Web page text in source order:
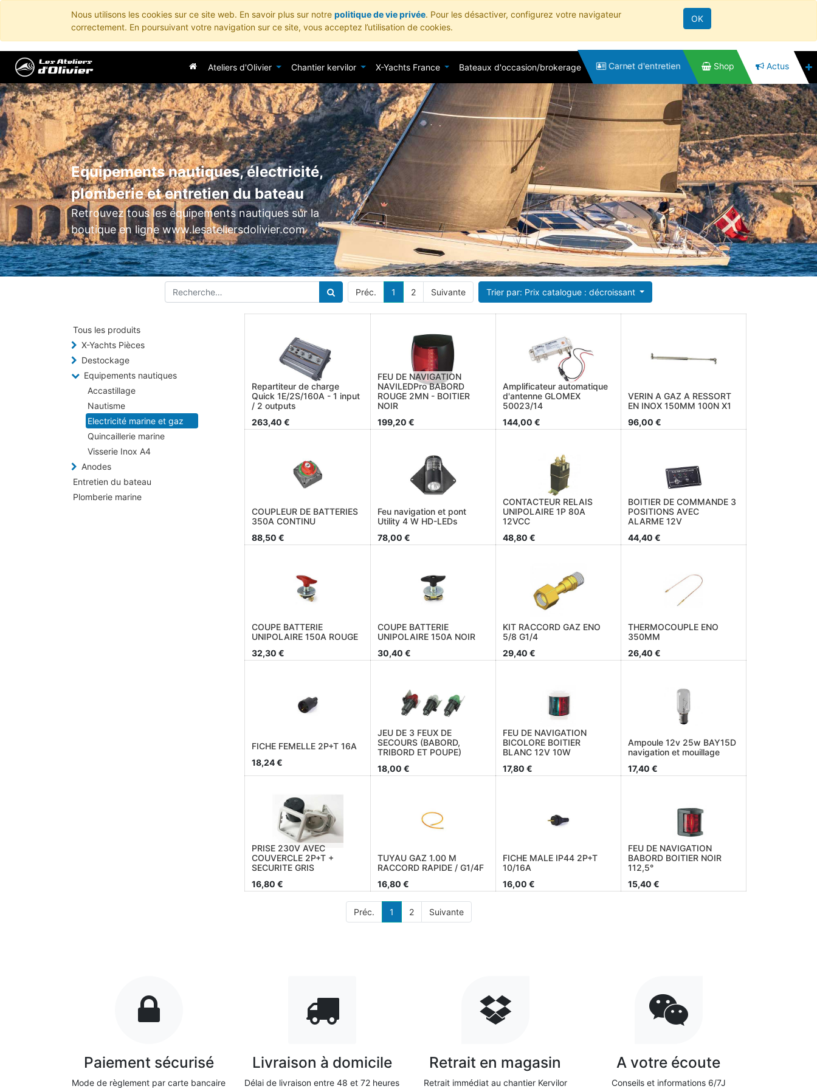
Nous utilisons les cookies sur ce site web. En savoir plus sur notre politique de vie privée. Pour les désactiver, configurez votre navigateur
correctement. En poursuivant votre navigation sur ce site, vous acceptez l’utilisation de cookies.
OK
Ateliers d'Olivier Chantier kervilor X-Yachts France Bateaux d'occasion/brokerage Carnet d'entretien Shop Actus
Equipements nautiques, électricité,
plomberie et entretien du bateau
Retrouvez tous les équipements nautiques sur la
boutique en ligne www.lesateliersdolivier.com
Préc. 1 2 Suivante Trier par: Prix catalogue : décroissant
Tous les produits
X-Yachts Pièces
Destockage
Equipements nautiques
Accastillage
Nautisme
Electricité marine et gaz
Quincaillerie marine
Visserie Inox A4
Anodes
Entretien du bateau
Plomberie marine
Repartiteur de charge
Quick 1E/2S/160A - 1 input
/ 2 outputs
263,40 €
FEU DE NAVIGATION
NAVILEDPro BABORD
ROUGE 2MN - BOITIER
NOIR
199,20 €
Amplificateur automatique
d'antenne GLOMEX
50023/14
144,00 €
VERIN A GAZ A RESSORT
EN INOX 150MM 100N X1
96,00 €
COUPLEUR DE BATTERIES
350A CONTINU
88,50 €
Feu navigation et pont
Utility 4 W HD-LEDs
78,00 €
CONTACTEUR RELAIS
UNIPOLAIRE 1P 80A
12VCC
48,80 €
BOITIER DE COMMANDE 3
POSITIONS AVEC
ALARME 12V
44,40 €
COUPE BATTERIE
UNIPOLAIRE 150A ROUGE
32,30 €
COUPE BATTERIE
UNIPOLAIRE 150A NOIR
30,40 €
KIT RACCORD GAZ ENO
5/8 G1/4
29,40 €
THERMOCOUPLE ENO
350MM
26,40 €
FICHE FEMELLE 2P+T 16A
18,24€
JEU DE 3 FEUX DE
SECOURS (BABORD,
TRIBORD ET POUPE)
18,00 €
FEU DE NAVIGATION
BICOLORE BOITIER
BLANC 12V 10W
17,80 €
Ampoule 12v 25w BAY15D
navigation et mouillage
17,40 €
PRISE 230V AVEC
COUVERCLE 2P+T +
SECURITE GRIS
16,80 €
TUYAU GAZ 1.00 M
RACCORD RAPIDE / G1/4F
16,80 €
FICHE MALE IP44 2P+T
10/16A
16,00 €
FEU DE NAVIGATION
BABORD BOITIER NOIR
112,5°
15,40 €
Préc. 1 2 Suivante
Paiement sécurisé
Mode de règlement par carte bancaire
Livraison à domicile
Délai de livraison entre 48 et 72 heures
Retrait en magasin
Retrait immédiat au chantier Kervilor
A votre écoute
Conseils et informations 6/7J